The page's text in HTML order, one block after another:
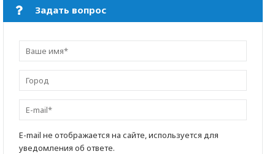
Задать вопрос
E-mail не отображается на сайте, используется для
уведомления об ответе.